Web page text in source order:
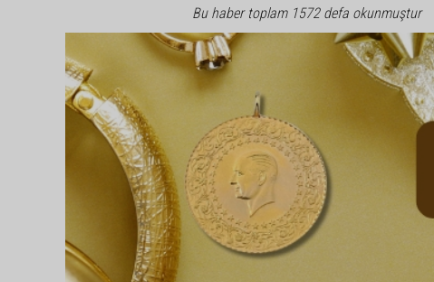
Bu haber toplam 1572 defa okunmuştur